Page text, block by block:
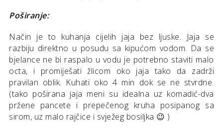
Poširanje:
Način je to kuhanja cijelih jaja bez ljuske. Jaja se
razbiju direktno u posudu sa kipućom vodom. Da se
bjelance ne bi raspalo u vodu je potrebno staviti malo
octa, i promiješati žlicom oko jaja tako da zadrži
pravilan oblik. Kuhati oko 4 min dok se ne stvrdne.
(tako poširana jaja meni su idealna uz komadić-dva
pržene pancete i prepečenog kruha posipanog sa
sirom, uz malo rajčice i svježeg bosiljka 😉 )